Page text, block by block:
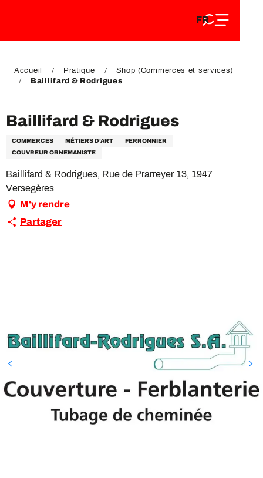
DE
FR
EN
Accueil Pratique
Shop (Commerces et services)
Baillifard & Rodrigues
Baillifard & Rodrigues
COMMERCES MÉTIERS D’ART
FERRONNIER
COUVREUR ORNEMANISTE
Baillifard & Rodrigues, Rue de Prarreyer 13, 1947
Versegères
M'y rendre
Partager